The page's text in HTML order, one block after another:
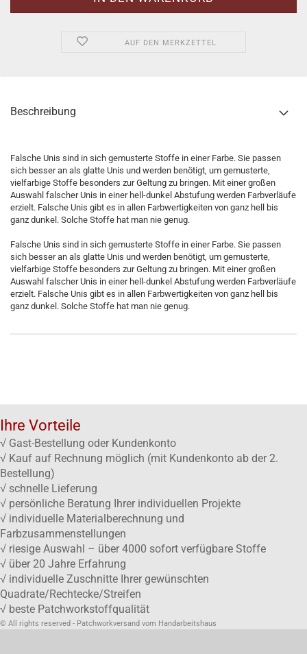
AUF DEN MERKZETTEL
Beschreibung
Falsche Unis sind in sich gemusterte Stoffe in einer Farbe. Sie passen
sich besser an als glatte Unis und werden benötigt, um gemusterte,
vielfarbige Stoffe besonders zur Geltung zu bringen. Mit einer großen
Auswahl falscher Unis in einer hell-dunkel Abstufung werden Farbverläufe
erzielt. Falsche Unis gibt es in allen Farbwertigkeiten von ganz hell bis
ganz dunkel. Solche Stoffe hat man nie genug.
Falsche Unis sind in sich gemusterte Stoffe in einer Farbe. Sie passen
sich besser an als glatte Unis und werden benötigt, um gemusterte,
vielfarbige Stoffe besonders zur Geltung zu bringen. Mit einer großen
Auswahl falscher Unis in einer hell-dunkel Abstufung werden Farbverläufe
erzielt. Falsche Unis gibt es in allen Farbwertigkeiten von ganz hell bis
ganz dunkel. Solche Stoffe hat man nie genug.
Ihre Vorteile
√ Gast-Bestellung oder Kundenkonto
√ Kauf auf Rechnung möglich (mit Kundenkonto ab der 2.
Bestellung)
√ schnelle Lieferung
√ persönliche Beratung Ihrer individuellen Projekte
√ individuelle Materialberechnung und
Farbzusammenstellungen
√ riesige Auswahl – über 4000 sofort verfügbare Stoffe
√ über 20 Jahre Erfahrung
√ individuelle Zuschnitte Ihrer gewünschten
Quadrate/Rechtecke/Streifen
√ beste Patchworkstoffqualität
© All rights reserved - Patchworkversand vom Handarbeitshaus